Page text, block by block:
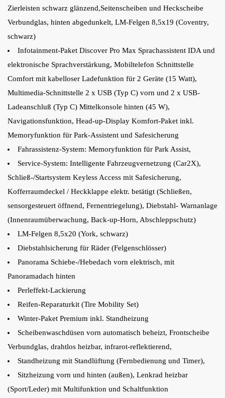
Zierleisten schwarz glänzend,Seitenscheiben und Heckscheibe
Verbundglas, hinten abgedunkelt, LM-Felgen 8,5x19 (Coventry,
schwarz)
Infotainment-Paket Discover Pro Max Sprachassistent IDA und
elektronische Sprachverstärkung, Mobiltelefon Schnittstelle
Comfort mit kabelloser Ladefunktion für 2 Geräte (15 Watt),
Multimedia-Schnittstelle 2 x USB (Typ C) vorn und 2 x USB-
Ladeanschluß (Typ C) Mittelkonsole hinten (45 W),
Navigationsfunktion, Head-up-Display Komfort-Paket inkl.
Memoryfunktion für Park-Assistent und Safesicherung
Fahrassistenz-System: Memoryfunktion für Park Assist,
Service-System: Intelligente Fahrzeugvernetzung (Car2X),
Schließ-/Startsystem Keyless Access mit Safesicherung,
Kofferraumdeckel / Heckklappe elektr. betätigt (Schließen,
sensorgesteuert öffnend, Fernentriegelung), Diebstahl- Warnanlage
(Innenraumüberwachung, Back-up-Horn, Abschleppschutz)
LM-Felgen 8,5x20 (York, schwarz)
Diebstahlsicherung für Räder (Felgenschlösser)
Panorama Schiebe-/Hebedach vorn elektrisch, mit
Panoramadach hinten
Perleffekt-Lackierung
Reifen-Reparaturkit (Tire Mobility Set)
Winter-Paket Premium inkl. Standheizung
Scheibenwaschdüsen vorn automatisch beheizt, Frontscheibe
Verbundglas, drahtlos heizbar, infrarot-reflektierend,
Standheizung mit Standlüftung (Fernbedienung und Timer),
Sitzheizung vorn und hinten (außen), Lenkrad heizbar
(Sport/Leder) mit Multifunktion und Schaltfunktion